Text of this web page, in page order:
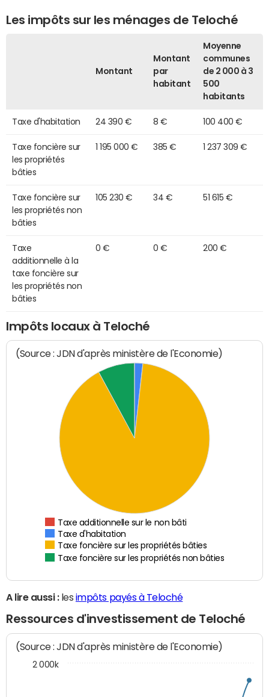
Les impôts sur les ménages de Teloché
Montant
Montant
par
habitant
Moyenne
communes
de 2 000 à 3
500
habitants
Taxe d'habitation 24 390 € 8 € 100 400 €
Taxe foncière sur
les propriétés
bâties
1 195 000 € 385 € 1 237 309 €
Taxe foncière sur
les propriétés non
bâties
105 230 € 34 € 51 615 €
Taxe
additionnelle à la
taxe foncière sur
les propriétés non
bâties
0 € 0 € 200 €
Impôts locaux à Teloché
(Source : JDN d'après ministère de l'Economie)
Taxe additionnelle sur le non bâti
Taxe d'habitation
Taxe foncière sur les propriétés bâties
Taxe foncière sur les propriétés non bâties
A lire aussi :les impôts payés à Teloché
Ressources d'investissement de Teloché
(Source : JDN d'après ministère de l'Economie)
2 000k